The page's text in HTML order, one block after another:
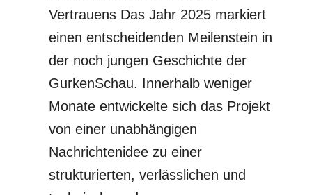
Vertrauens Das Jahr 2025 markiert
einen entscheidenden Meilenstein in
der noch jungen Geschichte der
GurkenSchau. Innerhalb weniger
Monate entwickelte sich das Projekt
von einer unabhängigen
Nachrichtenidee zu einer
strukturierten, verlässlichen und